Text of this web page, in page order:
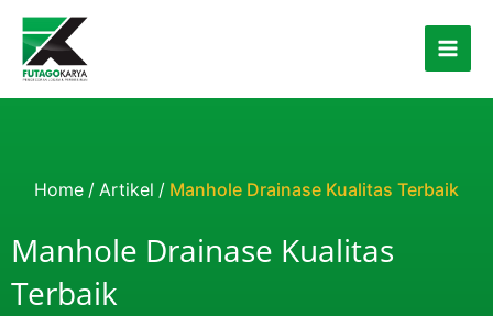
Skip to content
Home / Artikel / Manhole Drainase Kualitas Terbaik
Manhole Drainase Kualitas
Terbaik